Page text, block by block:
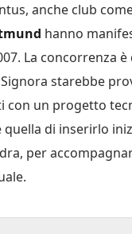
anche club
hanno
La concorrenza
starebbe
con un progetto
quella di inserirlo
per